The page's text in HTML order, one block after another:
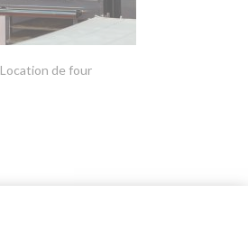
Location de four